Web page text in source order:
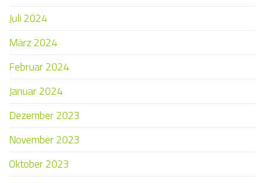
Juli 2024
März 2024
Februar 2024
Januar 2024
Dezember 2023
November 2023
Oktober 2023